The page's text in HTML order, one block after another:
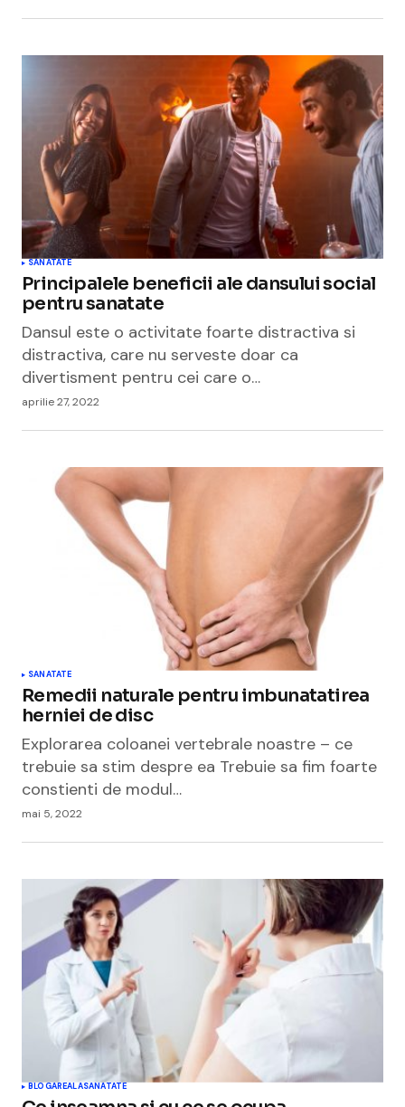
SANATATE
Principalele beneficii ale dansului social
pentru sanatate
Dansul este o activitate foarte distractiva si
distractiva, care nu serveste doar ca
divertisment pentru cei care o…
aprilie 27, 2022
SANATATE
Remedii naturale pentru imbunatatirea
herniei de disc
Explorarea coloanei vertebrale noastre – ce
trebuie sa stim despre ea Trebuie sa fim foarte
constienti de modul…
mai 5, 2022
BLOGAREALASANATATE